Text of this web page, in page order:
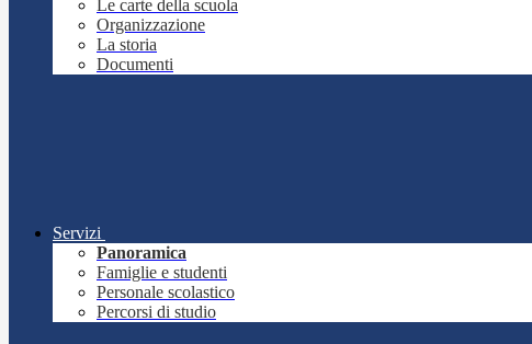
Le carte della scuola
Organizzazione
La storia
Documenti
Servizi
Panoramica
Famiglie e studenti
Personale scolastico
Percorsi di studio